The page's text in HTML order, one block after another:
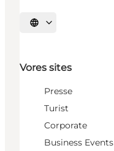
Vælg sprog
Vores sites
Presse
Turist
Corporate
Business